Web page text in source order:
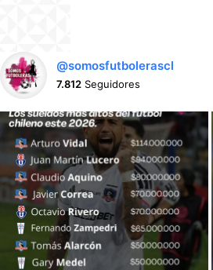
@somosfutbolerascl
7.812 Seguidores